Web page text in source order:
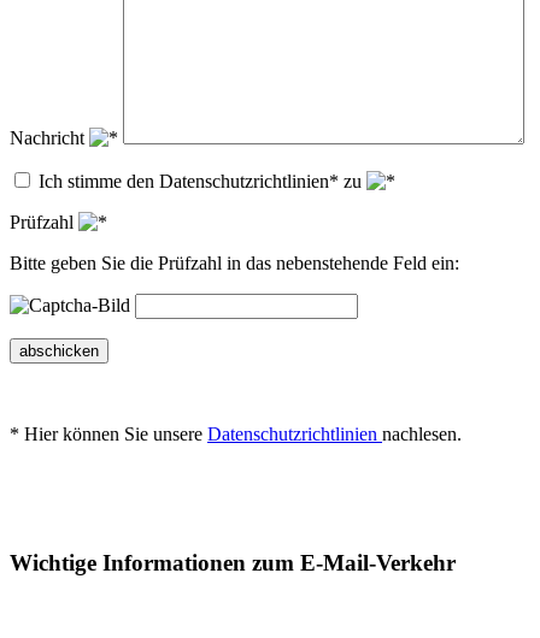
Nachricht
Ich stimme den Datenschutzrichtlinien* zu
Prüfzahl
Bitte geben Sie die Prüfzahl in das nebenstehende Feld ein:
abschicken
* Hier können Sie unsere Datenschutzrichtlinien nachlesen.
Wichtige Informationen zum E-Mail-Verkehr